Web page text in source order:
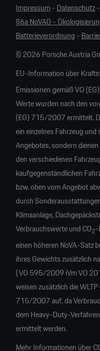
Impressum-Datenschutz-
§6a NoVAG -
Batterieverordnung -
© 2026 Porsche Austria
EU-Information über
Emissionen gemäß VO
Werte wurden nach den
(EG) 715/2007 ermittelt.
ein einzelnes Fahrzeug
Angebotes, sondern
den verschiedenen
kaufgegenständlichen
bzw. oben vom Angebot
durch
Klimaanlage,
Verbrauchswerte und CO2-
einen höheren NoVA-Satz
ihres Gewichts zusätzlich
(VO 595/2009 iVm VO
weisen zusätzlich die
715/2007 auf, da
dem Heavy-Duty-
ermittelt werden.
Mehr Informationen über